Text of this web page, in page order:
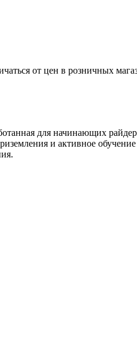
от цен в розничных
для начинающих
и активное